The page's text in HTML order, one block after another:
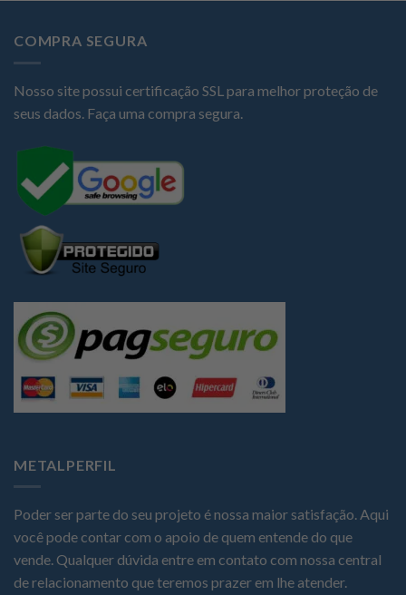
COMPRA SEGURA
Nosso site possui certificação SSL para melhor proteção de
seus dados. Faça uma compra segura.
METALPERFIL
Poder ser parte do seu projeto é nossa maior satisfação. Aqui
você pode contar com o apoio de quem entende do que
vende. Qualquer dúvida entre em contato com nossa central
de relacionamento que teremos prazer em lhe atender.